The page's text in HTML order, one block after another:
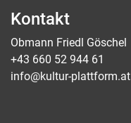
Kontakt
Obmann Friedl Göschel
+43 660 52 944 61
info@kultur-plattform.at